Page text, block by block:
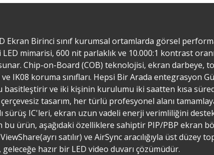
Ekran Birinci sınıf kurumsal ortamlarda görsel
mimarisi, 600 nit parlaklık ve 10.000:1 kontrast
Chip-on-Board (COB) teknolojisi, ekran darbeye,
ve IK08 koruma sınıfları. Hepsi Bir Arada entegrasyon
ve iki kişinin kurulumu iki saatten kısa
tasarım, her türlü profesyonel alanı
sürüş IC'leri, ekran uzun vadeli enerji verimliliğini
ürün, aşağıdaki özelliklere sahiptir PIP/PBP ekran
satılır) ve AirSync aracılığıyla üst düzey
hazır bir LED video duvarı çözümüdür.